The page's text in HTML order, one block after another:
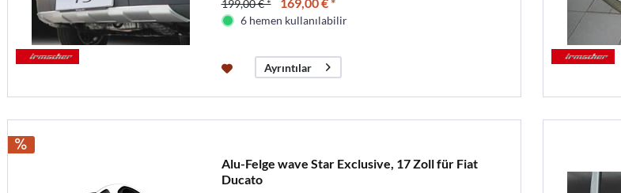
199,00 € * 169,00 € *
6 hemen kullanılabilir
Ayrıntılar
Alu-Felge wave Star Exclusive, 17 Zoll für Fiat
Ducato